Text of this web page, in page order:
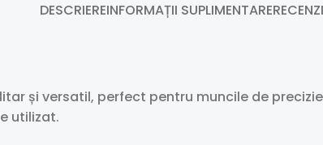
DESCRIEREINFORMAȚII SUPLIMENTARE
și versatil, perfect pentru muncile de
utilizat.